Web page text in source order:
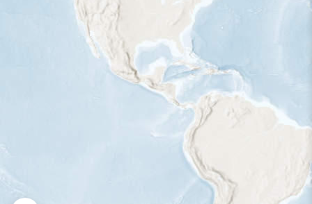
Gama de especies por estación
Gama de verano
Rango de invierno
Rango a lo largo del año